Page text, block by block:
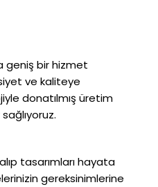
geniş bir hizmet
ve kaliteye
donatılmış üretim
tasarımları hayata
gereksinimlerine